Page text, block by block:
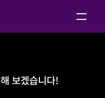
보겠습니다!